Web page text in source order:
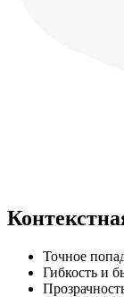
Точное
Гибкость и